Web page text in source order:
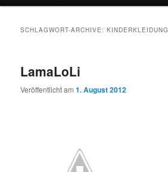
SCHLAGWORT-ARCHIVE:KINDERKLEIDUNG
LamaLoLi
Veröffentlicht am1. August 2012